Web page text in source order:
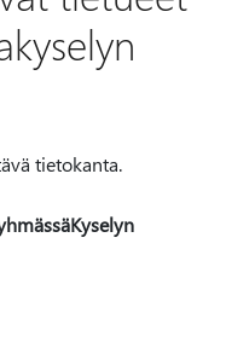
tietokanta.
Kyselyn